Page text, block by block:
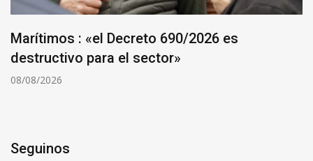
Marítimos : «el Decreto 690/2026 es
destructivo para el sector»
08/08/2026
Seguinos